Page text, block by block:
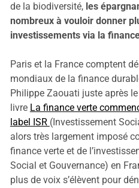
de la biodiversité, les
nombreux à vouloir donner
investissements via la
Paris et la France comptent
mondiaux de la finance
Philippe Zaouati juste après
livre La finance verte
label ISR (Investissement
alors très largement imposé
finance verte et de
Social et Gouvernance) en
plus de voix s’élèvent pour